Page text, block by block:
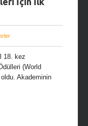
18. kez
(World
Akademinin